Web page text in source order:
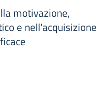
motivazione,
e nell'acquisizione